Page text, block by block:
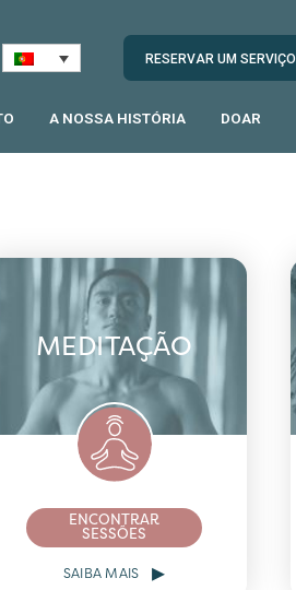
RESERVAR UM SERVIÇO
A NOSSA HISTÓRIA DOAR
MEDITAÇÃO
ENCONTRAR
SESSÕES
SAIBA MAIS ▸